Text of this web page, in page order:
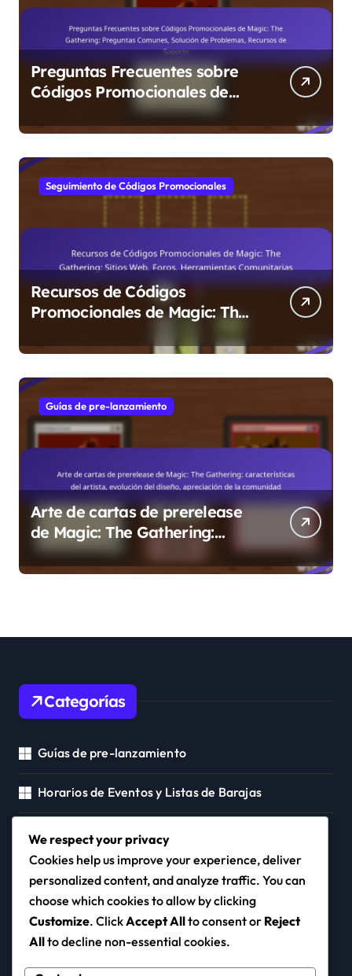
Preguntas Frecuentes sobre
Códigos Promocionales de
Magic: The Gathering:
Preguntas Comunes, Solución
de Problemas, Recursos de
Soporte
Seguimiento de Códigos Promocionales
Recursos de Códigos
Promocionales de Magic: The
Herramientas Comunitarias
Guías de pre-lanzamiento
Arte de cartas de prerelease
de Magic: The Gathering:
características del artista,
evolución del diseño,
Categorías
Guías de pre-lanzamiento
Horarios de Eventos y Listas de Barajas
Seguimiento de Códigos Promocionales
itaimich.org.mx
We respect your privacy
Cookies help us improve your experience, deliver
personalized content, and analyze traffic. You can
choose which cookies to allow by clicking
Customize. ClickAccept Allto consent or Reject
Allto decline non-essential cookies.